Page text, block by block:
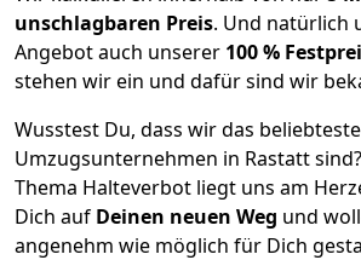
unschlagbaren Preis. Und natürlich
Angebot auch unserer 100 %
stehen wir ein und dafür sind wir
Wusstest Du, dass wir das beliebteste
Umzugsunternehmen in Rastatt
Thema Halteverbot liegt uns am
Dich auf Deinen neuen Weg und
angenehm wie möglich für Dich